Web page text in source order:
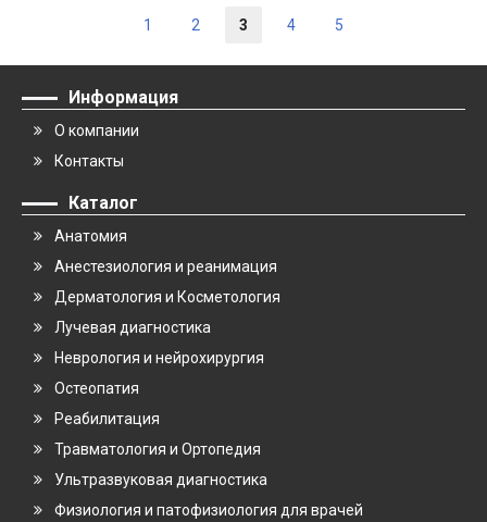
1 2 3 4 5
Информация
О компании
Контакты
Каталог
Анатомия
Анестезиология и реанимация
Дерматология и Косметология
Лучевая диагностика
Неврология и нейрохирургия
Остеопатия
Реабилитация
Травматология и Ортопедия
Ультразвуковая диагностика
Физиология и патофизиология для врачей